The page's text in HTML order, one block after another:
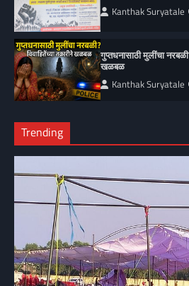
Kanthak Suryatale
गुप्तधनासाठी मुलींचा
खळबळ
Kanthak Suryatale
Trending